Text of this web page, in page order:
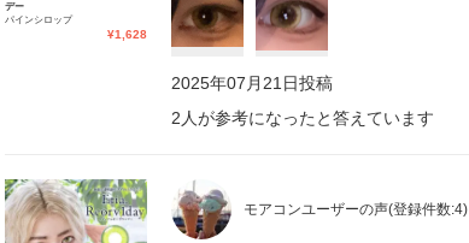
デー
パインシロップ
¥1,628
2025年07月21日投稿
2 人が参考になったと答えています
モアコンユーザーの声(登録件数:4)